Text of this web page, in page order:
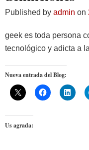
Published by admin on
geek es toda persona
tecnológico y adicta a
Nueva entrada del Blog:
Us agrada: